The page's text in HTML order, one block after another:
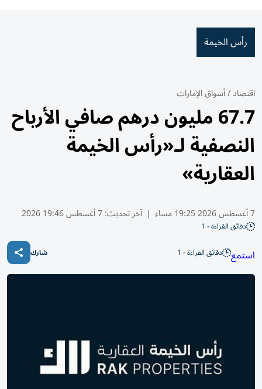
رأس الخيمة
اقتصاد/أسواق الإمارات
67.7 مليون درهم صافي الأرباح
النصفية لـ«رأس الخيمة
العقارية»
7 أغسطس 2026 19:25 مساء | آخر تحديث:7 أغسطس 19:46 2026
دقائق القراءة - 1
استمع دقائق القراءة - 1 شارك